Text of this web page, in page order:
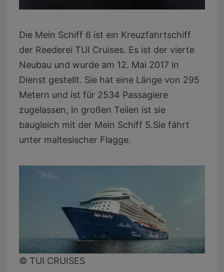
Die Mein Schiff 6 ist ein Kreuzfahrtschiff
der Reederei TUI Cruises. Es ist der vierte
Neubau und wurde am 12. Mai 2017 in
Dienst gestellt. Sie hat eine Länge von 295
Metern und ist für 2534 Passagiere
zugelassen, in großen Teilen ist sie
baugleich mit der Mein Schiff 5.Sie fährt
unter maltesischer Flagge.
© TUI CRUISES